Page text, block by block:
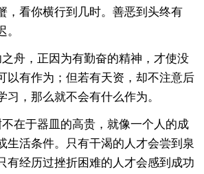
，看你横行到几时。善恶到头终有
舟，正因为有勤奋的精神，才使没
以有作为；但若有天资，却不注意后
习，那么就不会有什么作为。
在于器皿的高贵，就像一个人的成
生活条件。只有干渴的人才会尝到泉
有经历过挫折困难的人才会感到成功